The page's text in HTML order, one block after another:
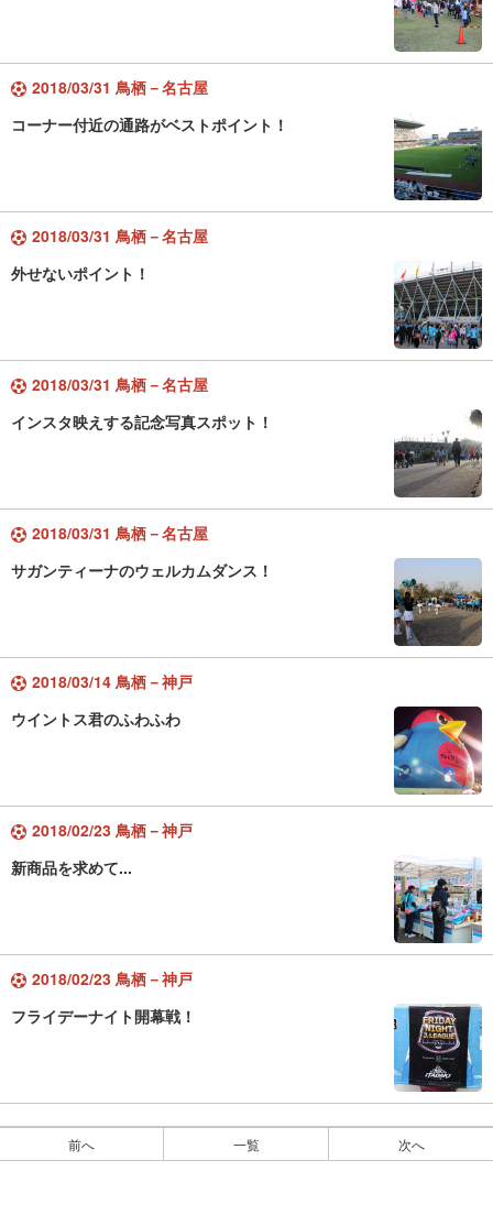
2018/03/31 鳥栖－名古屋
コーナー付近の通路がベストポイント！
2018/03/31 鳥栖－名古屋
外せないポイント！
2018/03/31 鳥栖－名古屋
インスタ映えする記念写真スポット！
2018/03/31 鳥栖－名古屋
サガンティーナのウェルカムダンス！
2018/03/14 鳥栖－神戸
ウイントス君のふわふわ
2018/02/23 鳥栖－神戸
新商品を求めて...
2018/02/23 鳥栖－神戸
フライデーナイト開幕戦！
前へ 一覧 次へ